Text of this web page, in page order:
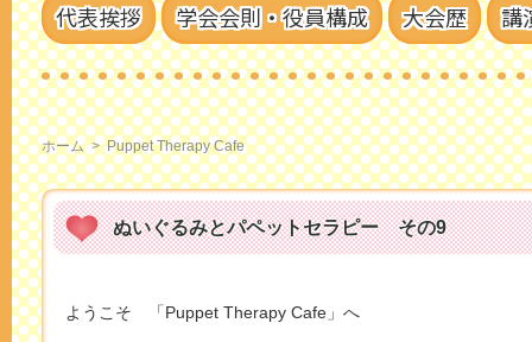
代表挨拶 学会会則・役員構成 大会歴 講
ホーム > Puppet Therapy Cafe
ぬいぐるみとパペットセラピー その9
ようこそ 「Puppet Therapy Cafe」へ